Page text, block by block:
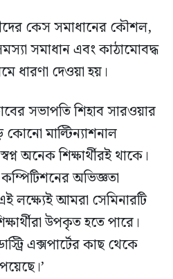
কেস সমাধানের কৌশল,
সমাধান এবং কাঠামোবদ্ধ
ধারণা দেওয়া হয়।
সভাপতি শিহাব সারওয়ার
মাল্টিন্যাশনাল
অনেক শিক্ষার্থীরই থাকে।
অভিজ্ঞতা
লক্ষ্যেই আমরা সেমিনারটি
উপকৃত হতে পারে।
এক্সপার্টের কাছ থেকে